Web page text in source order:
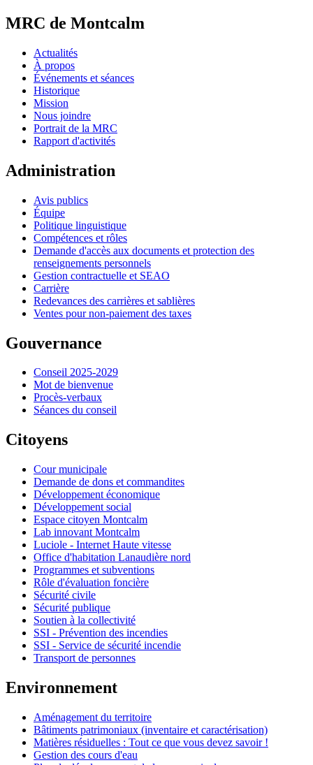
MRC de Montcalm
Actualités
À propos
Événements et séances
Historique
Mission
Nous joindre
Portrait de la MRC
Rapport d'activités
Administration
Avis publics
Équipe
Politique linguistique
Compétences et rôles
Demande d'accès aux documents et protection des
renseignements personnels
Gestion contractuelle et SEAO
Carrière
Redevances des carrières et sablières
Ventes pour non-paiement des taxes
Gouvernance
Conseil 2025-2029
Mot de bienvenue
Procès-verbaux
Séances du conseil
Citoyens
Cour municipale
Demande de dons et commandites
Développement économique
Développement social
Espace citoyen Montcalm
Lab innovant Montcalm
Luciole - Internet Haute vitesse
Office d'habitation Lanaudière nord
Programmes et subventions
Rôle d'évaluation foncière
Sécurité civile
Sécurité publique
Soutien à la collectivité
SSI - Prévention des incendies
SSI - Service de sécurité incendie
Transport de personnes
Environnement
Aménagement du territoire
Bâtiments patrimoniaux (inventaire et caractérisation)
Matières résiduelles : Tout ce que vous devez savoir !
Gestion des cours d'eau